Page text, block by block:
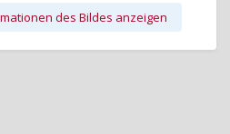
des Bildes anzeigen